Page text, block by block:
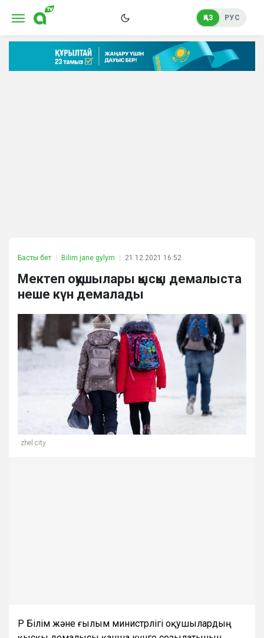
ҚАЗ РУС
Басты бет Bilim jane gylym 21.12.2021 16:52
Мектеп оқушылары қысқы демалыста
неше күн демалады
zhel.city
ҚР Білім және ғылым министрлігі оқушылардың